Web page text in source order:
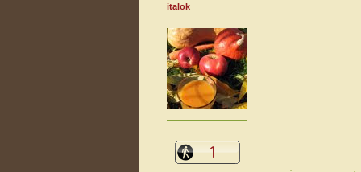
italok